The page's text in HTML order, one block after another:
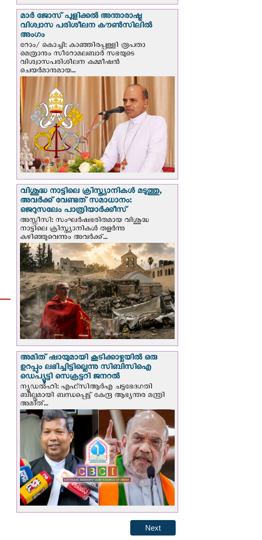
മാർ ജോസ് പുളിക്കൽ അന്താരാഷ്ട്ര
വിശ്വാസ പരിശീലന കൗൺസിലിൽ
അംഗം
റോം/ കൊച്ചി: കാഞ്ഞിരപ്പള്ളി രൂപതാ
മെത്രാനും സീറോമലബാർ സഭയുടെ
വിശ്വാസപരിശീലന കമ്മീഷൻ
ചെയർമാനുമായ...
വിശുദ്ധ നാട്ടിലെ ക്രിസ്ത്യാനികൾ മടുത്തു,
അവർക്ക് വേണ്ടത് സമാധാനം:
ജെറുസലേം പാത്രിയാര്‍ക്കീസ്
അസ്സീസി: സംഘര്‍ഷഭരിതമായ വിശുദ്ധ
നാട്ടിലെ ക്രിസ്ത്യാനികൾ തളര്‍ന്നു
കഴിഞ്ഞുവെന്നും അവർക്ക്...
അമിത് ഷായുമായി കൂടിക്കാഴ്ചയില്‍ ഒരു
ഉറപ്പും ലഭിച്ചിട്ടില്ലെന്നു സിബിസിഐ
ഡെപ്യൂട്ടി സെക്രട്ടറി ജനറല്‍
ന്യൂഡല്‍ഹി: എഫ്‌സിആര്‍എ ചട്ടഭേദഗതി
ബില്ലുമായി ബന്ധപ്പെട്ട് കേന്ദ്ര ആഭ്യന്തര മന്ത്രി
അമിത്...
Next